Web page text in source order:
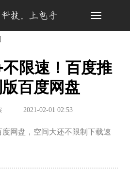
Toggle
不限速！百度推
百度网盘
2021-02-01 02:53
网盘，空间大还不限制下载速